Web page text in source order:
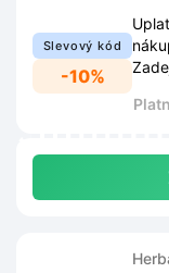
Slevový kód
-10%